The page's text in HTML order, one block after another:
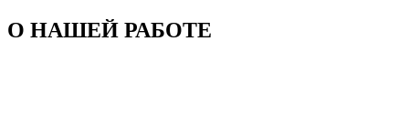
О НАШЕЙ РАБОТЕ